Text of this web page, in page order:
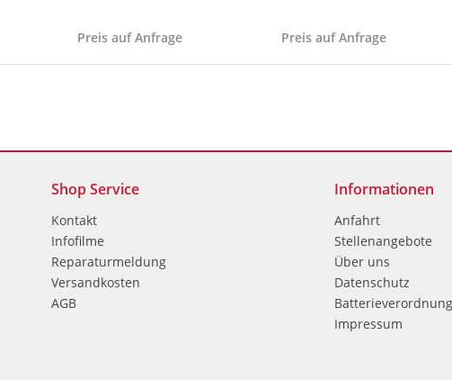
Preis auf Anfrage Preis auf Anfrage
Shop Service
Kontakt
Infofilme
Reparaturmeldung
Versandkosten
AGB
Informationen
Anfahrt
Stellenangebote
Über uns
Datenschutz
Batterieverordnung
Impressum